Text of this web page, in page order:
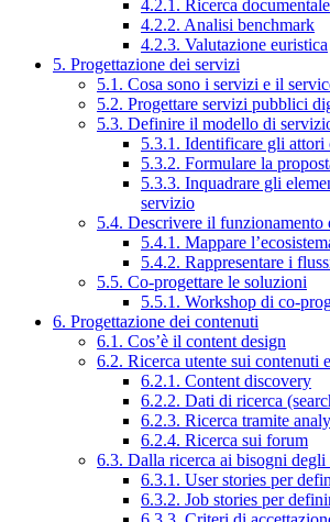
4.2.1. Ricerca documentale
4.2.2. Analisi benchmark
4.2.3. Valutazione euristica
5. Progettazione dei servizi
5.1. Cosa sono i servizi e il
5.2. Progettare servizi pubblici
5.3. Definire il modello di
5.3.1. Identificare gli
5.3.2. Formulare la
5.3.3. Inquadrare gli
servizio
5.4. Descrivere il funzionamento
5.4.1. Mappare
5.4.2. Rappresentare i
5.5. Co-progettare le soluzioni
5.5.1. Workshop di co-
6. Progettazione dei contenuti
6.1. Cos’è il content design
6.2. Ricerca utente sui contenuti
6.2.1. Content discovery
6.2.2. Dati di ricerca
6.2.3. Ricerca tramite
6.2.4. Ricerca sui forum
6.3. Dalla ricerca ai bisogni degli
6.3.1. User stories per
6.3.2. Job stories per